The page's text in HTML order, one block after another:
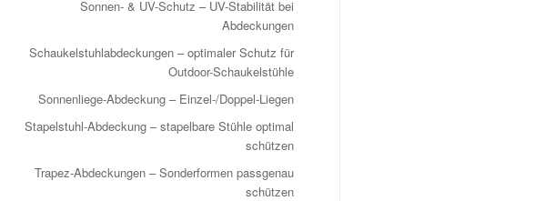
Sonnen- & UV-Schutz – UV-Stabilität bei
Abdeckungen
Schaukelstuhlabdeckungen – optimaler Schutz für
Outdoor-Schaukelstühle
Sonnenliege‑Abdeckung – Einzel‑/Doppel‑Liegen
Stapelstuhl-Abdeckung – stapelbare Stühle optimal
schützen
Trapez-Abdeckungen – Sonderformen passgenau
schützen